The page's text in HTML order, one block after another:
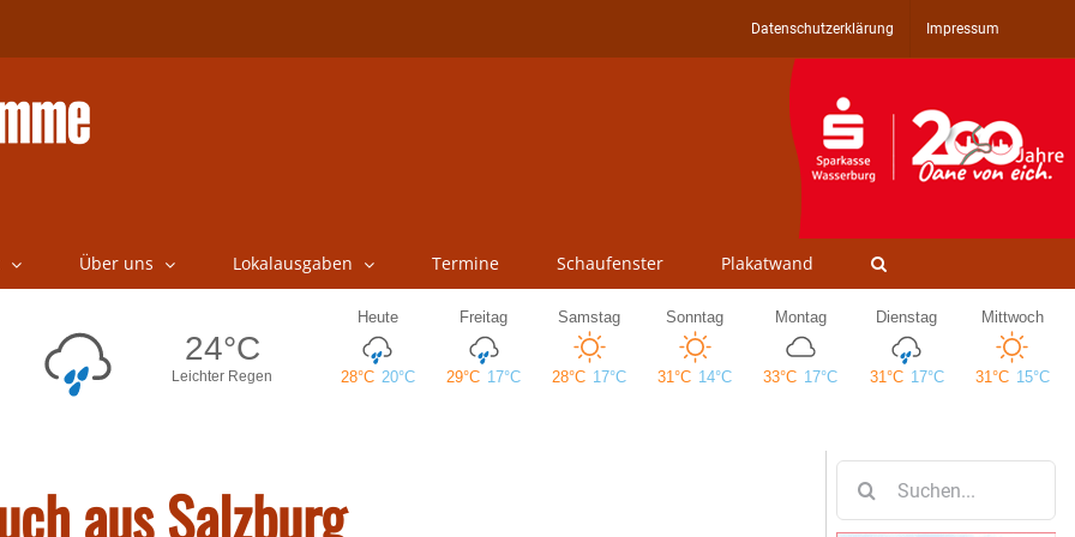
Datenschutzerklärung Impressum
Über uns Lokalausgaben Termine Schaufenster Plakatwand
aus Salzburg
nach: